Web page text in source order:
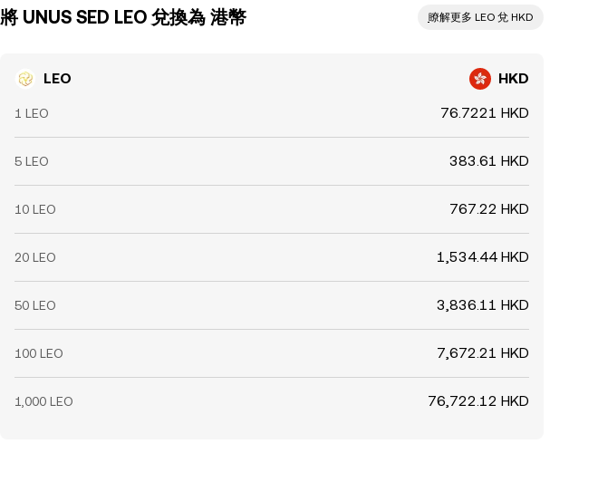
將 UNUS SED LEO 兌換為 港幣 ִִִִִִִִִִִִִִִִִִִִִִִִִִִִִִִִִִִִִִִִִִִִִִִ瞭解更多 LEO 兌 HKD
LEO HKD
1 LEO 76.7221 HKD
5 LEO 383.61 HKD
10 LEO 767.22 HKD
20 LEO 1,534.44 HKD
50 LEO 3,836.11 HKD
100 LEO 7,672.21 HKD
1,000 LEO 76,722.12 HKD